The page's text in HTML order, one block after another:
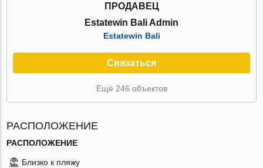
ПРОДАВЕЦ
Estatewin Bali Admin
Estatewin Bali
Связаться
Ещё 246 объектов
РАСПОЛОЖЕНИЕ
РАСПОЛОЖЕНИЕ
Близко к пляжу